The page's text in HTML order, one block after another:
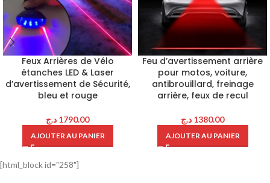
Feux Arrières de Vélo
étanches LED & Laser
d’avertissement de Sécurité,
bleu et rouge
1790.00 د.ج
AJOUTER AU PANIER
Feu d’avertissement arrière
pour motos, voiture,
antibrouillard, freinage
arrière, feux de recul
1380.00 د.ج
AJOUTER AU PANIER
[html_block id="258"]